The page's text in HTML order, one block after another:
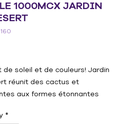
1000MCX JARDIN
de soleil et de couleurs! Jardin
réunit des cactus et
aux formes étonnantes
en détails qui se construit
*